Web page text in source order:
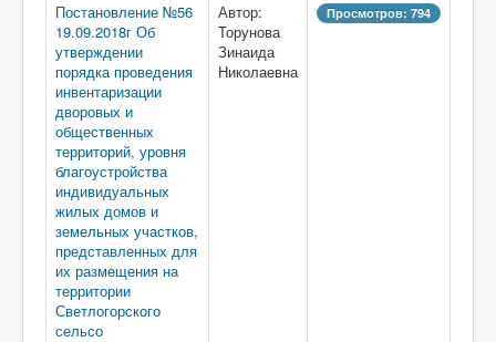
Постановление №56
19.09.2018г Об
утверждении
порядка проведения
инвентаризации
дворовых и
общественных
территорий, уровня
благоустройства
индивидуальных
жилых домов и
земельных участков,
представленных для
их размещения на
территории
Светлогорского
сельсо
Автор:
Торунова
Зинаида
Николаевна
Просмотров: 794